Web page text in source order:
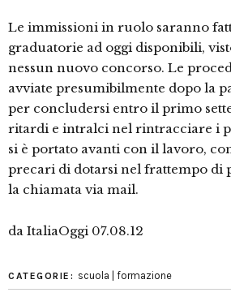
Le immissioni in ruolo saranno
graduatorie ad oggi disponibili,
nessun nuovo concorso. Le
avviate presumibilmente dopo la
per concludersi entro il primo
ritardi e intralci nel rintracciare i
si è portato avanti con il lavoro,
precari di dotarsi nel frattempo di
la chiamata via mail.
da ItaliaOggi 07.08.12
CATEGORIE: scuola | formazione